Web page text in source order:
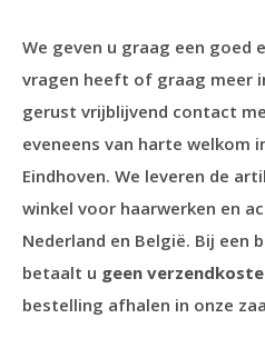
We geven u graag een goed
vragen heeft of graag meer
gerust vrijblijvend contact
eveneens van harte welkom
Eindhoven. We leveren de
winkel voor haarwerken en
Nederland en België. Bij een
betaalt u geen
bestelling afhalen in onze